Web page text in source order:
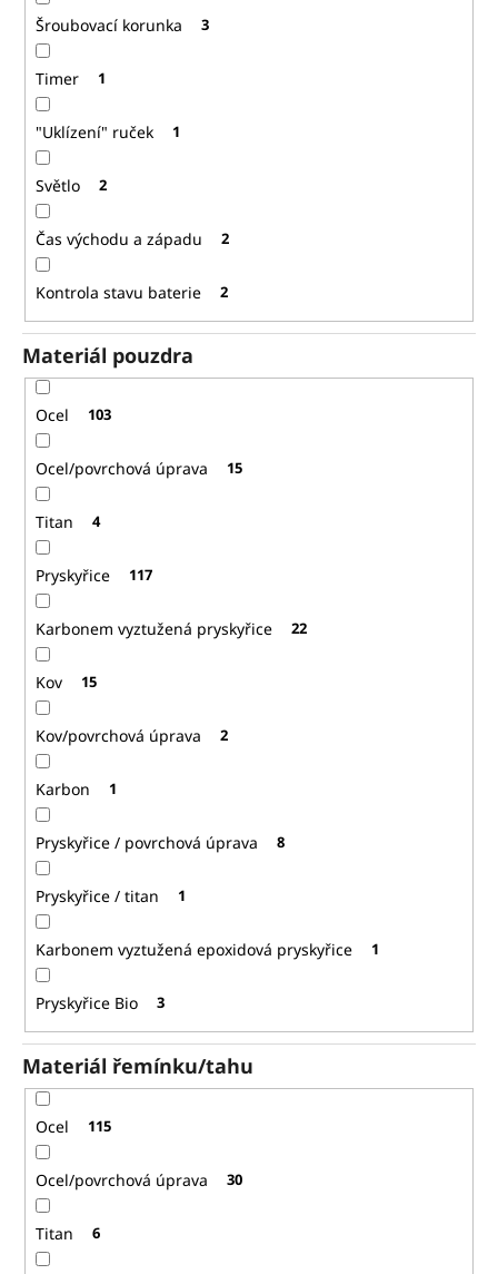
Šroubovací korunka 3
Timer 1
"Uklízení" ruček 1
Světlo 2
Čas východu a západu 2
Kontrola stavu baterie 2
Materiál pouzdra
Ocel 103
Ocel/povrchová úprava 15
Titan 4
Pryskyřice 117
Karbonem vyztužená pryskyřice 22
Kov 15
Kov/povrchová úprava 2
Karbon 1
Pryskyřice / povrchová úprava 8
Pryskyřice / titan 1
Karbonem vyztužená epoxidová pryskyřice 1
Pryskyřice Bio 3
Materiál řemínku/tahu
Ocel 115
Ocel/povrchová úprava 30
Titan 6